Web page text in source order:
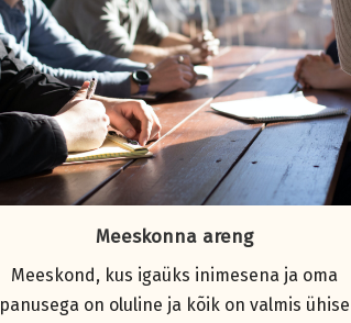
Meeskonna areng
Meeskond, kus igaüks inimesena ja oma
panusega on oluline ja kõik on valmis ühise